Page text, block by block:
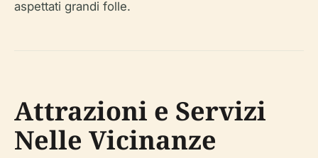
aspettati grandi folle.
Attrazioni e Servizi
Nelle Vicinanze